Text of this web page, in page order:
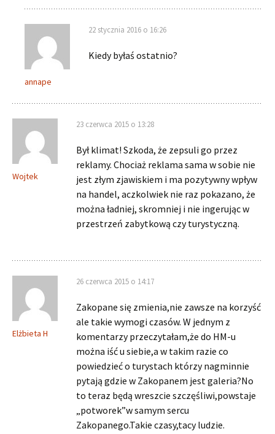
annape
22 stycznia 2016 o 16:26
Kiedy byłaś ostatnio?
Wojtek
23 czerwca 2015 o 13:28
Był klimat! Szkoda, że zepsuli go przez
reklamy. Chociaż reklama sama w sobie nie
jest złym zjawiskiem i ma pozytywny wpływ
na handel, aczkolwiek nie raz pokazano, że
można ładniej, skromniej i nie ingerując w
przestrzeń zabytkową czy turystyczną.
Elżbieta H
26 czerwca 2015 o 14:17
Zakopane się zmienia,nie zawsze na korzyść
ale takie wymogi czasów. W jednym z
komentarzy przeczytałam,że do HM-u
można iść u siebie,a w takim razie co
powiedzieć o turystach którzy nagminnie
pytają gdzie w Zakopanem jest galeria?No
to teraz będą wreszcie szczęśliwi,powstaje
„potworek”w samym sercu
Zakopanego.Takie czasy,tacy ludzie.